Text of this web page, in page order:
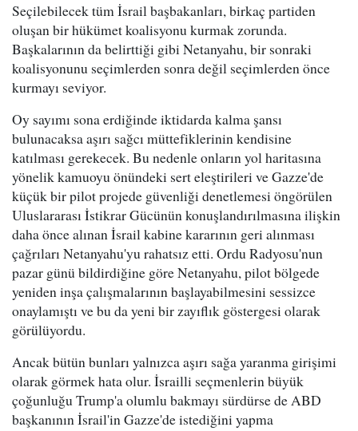
Seçilebilecek tüm İsrail başbakanları, birkaç partiden
oluşan bir hükümet koalisyonu kurmak zorunda.
Başkalarının da belirttiği gibi Netanyahu, bir sonraki
koalisyonunu seçimlerden sonra değil seçimlerden önce
kurmayı seviyor.
Oy sayımı sona erdiğinde iktidarda kalma şansı
bulunacaksa aşırı sağcı müttefiklerinin kendisine
katılması gerekecek. Bu nedenle onların yol haritasına
yönelik kamuoyu önündeki sert eleştirileri ve Gazze'de
küçük bir pilot projede güvenliği denetlemesi öngörülen
Uluslararası İstikrar Gücünün konuşlandırılmasına ilişkin
daha önce alınan İsrail kabine kararının geri alınması
çağrıları Netanyahu'yu rahatsız etti. Ordu Radyosu'nun
pazar günü bildirdiğine göre Netanyahu, pilot bölgede
yeniden inşa çalışmalarının başlayabilmesini sessizce
onaylamıştı ve bu da yeni bir zayıflık göstergesi olarak
görülüyordu.
Ancak bütün bunları yalnızca aşırı sağa yaranma girişimi
olarak görmek hata olur. İsrailli seçmenlerin büyük
çoğunluğu Trump'a olumlu bakmayı sürdürse de ABD
başkanının İsrail'in Gazze'de istediğini yapma